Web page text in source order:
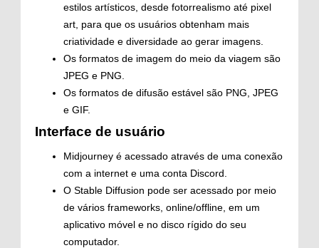
estilos artísticos, desde fotorrealismo até pixel
art, para que os usuários obtenham mais
criatividade e diversidade ao gerar imagens.
Os formatos de imagem do meio da viagem são
JPEG e PNG.
Os formatos de difusão estável são PNG, JPEG
e GIF.
Interface de usuário
Midjourney é acessado através de uma conexão
com a internet e uma conta Discord.
O Stable Diffusion pode ser acessado por meio
de vários frameworks, online/offline, em um
aplicativo móvel e no disco rígido do seu
computador.